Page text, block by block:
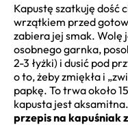
Kapustę szatkuję dość
wrzątkiem przed
zabiera jej smak. Wolę
osobnego garnka,
2-3 łyżki) i dusić pod
o to, żeby zmiękła i
papkę. To trwa około
kapusta jest
przepis na kapuśniak